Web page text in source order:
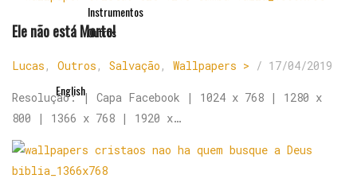
Instrumentos
Outros
English
Ele não está Morto!
Lucas , Outros , Salvação , Wallpapers > / 17/04/2019
Resolução: | Capa Facebook | 1024 x 768 | 1280 x
800 | 1366 x 768 | 1920 x…